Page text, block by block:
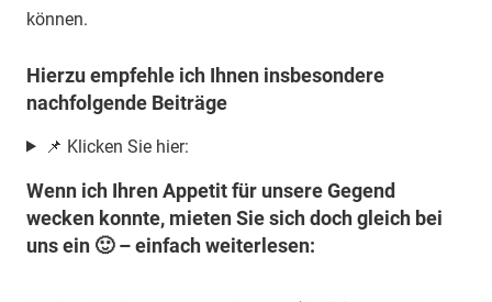
können.
Hierzu empfehle ich Ihnen insbesondere
nachfolgende Beiträge
📌 Klicken Sie hier:
Wenn ich Ihren Appetit für unsere Gegend
wecken konnte, mieten Sie sich doch gleich bei
uns ein 🙂 – einfach weiterlesen: